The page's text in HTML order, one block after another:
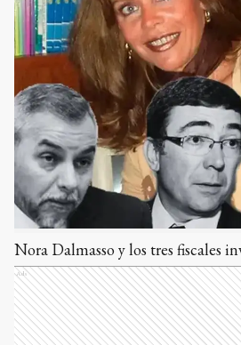
Nora Dalmasso y los tres fiscales
Ads